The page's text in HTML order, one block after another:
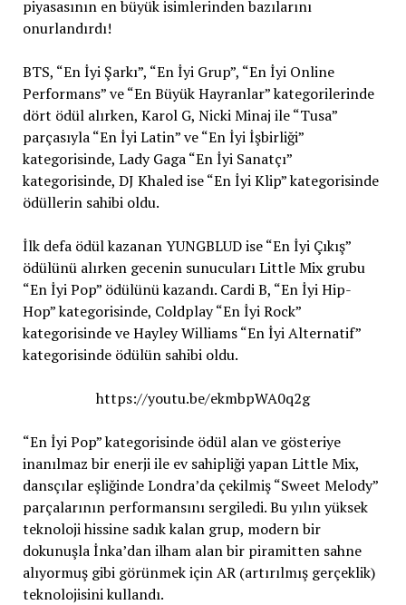
piyasasının en büyük isimlerinden bazılarını
onurlandırdı!
BTS, “En İyi Şarkı”, “En İyi Grup”, “En İyi Online
Performans” ve “En Büyük Hayranlar” kategorilerinde
dört ödül alırken, Karol G, Nicki Minaj ile “Tusa”
parçasıyla “En İyi Latin” ve “En İyi İşbirliği”
kategorisinde, Lady Gaga “En İyi Sanatçı”
kategorisinde, DJ Khaled ise “En İyi Klip” kategorisinde
ödüllerin sahibi oldu.
İlk defa ödül kazanan YUNGBLUD ise “En İyi Çıkış”
ödülünü alırken gecenin sunucuları Little Mix grubu
“En İyi Pop” ödülünü kazandı. Cardi B, “En İyi Hip-
Hop” kategorisinde, Coldplay “En İyi Rock”
kategorisinde ve Hayley Williams “En İyi Alternatif”
kategorisinde ödülün sahibi oldu.
https://youtu.be/ekmbpWA0q2g
“En İyi Pop” kategorisinde ödül alan ve gösteriye
inanılmaz bir enerji ile ev sahipliği yapan Little Mix,
dansçılar eşliğinde Londra’da çekilmiş “Sweet Melody”
parçalarının performansını sergiledi. Bu yılın yüksek
teknoloji hissine sadık kalan grup, modern bir
dokunuşla İnka’dan ilham alan bir piramitten sahne
alıyormuş gibi görünmek için AR (artırılmış gerçeklik)
teknolojisini kullandı.